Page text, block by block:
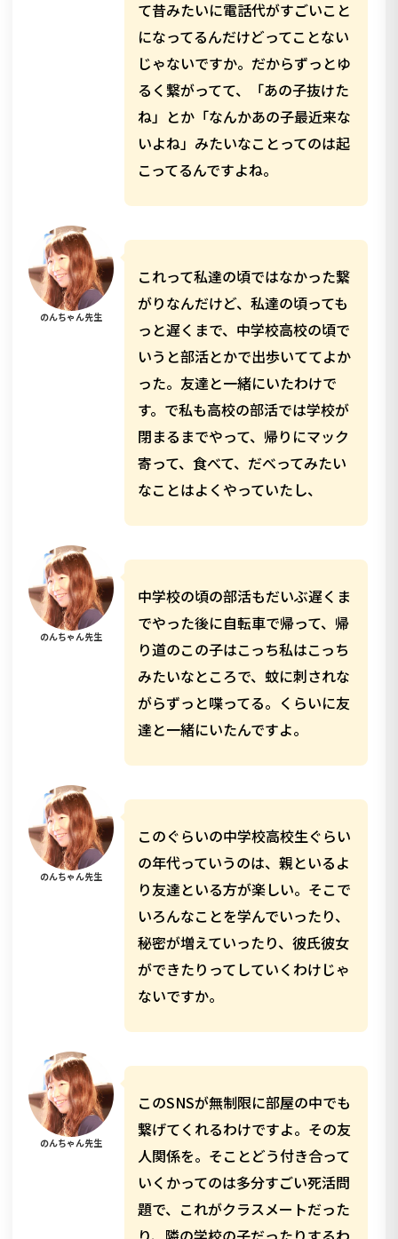
て昔みたいに電話代がすごいこと
になってるんだけどってことない
じゃないですか。だからずっとゆ
るく繋がってて、「あの子抜けた
ね」とか「なんかあの子最近来な
いよね」みたいなことってのは起
こってるんですよね。
のんちゃん先生
これって私達の頃ではなかった繋
がりなんだけど、私達の頃っても
っと遅くまで、中学校高校の頃で
いうと部活とかで出歩いててよか
った。友達と一緒にいたわけで
す。で私も高校の部活では学校が
閉まるまでやって、帰りにマック
寄って、食べて、だべってみたい
なことはよくやっていたし、
のんちゃん先生
中学校の頃の部活もだいぶ遅くま
でやった後に自転車で帰って、帰
り道のこの子はこっち私はこっち
みたいなところで、蚊に刺されな
がらずっと喋ってる。くらいに友
達と一緒にいたんですよ。
のんちゃん先生
このぐらいの中学校高校生ぐらい
の年代っていうのは、親といるよ
り友達といる方が楽しい。そこで
いろんなことを学んでいったり、
秘密が増えていったり、彼氏彼女
ができたりってしていくわけじゃ
ないですか。
のんちゃん先生
このSNSが無制限に部屋の中でも
繋げてくれるわけですよ。その友
人関係を。そことどう付き合って
いくかってのは多分すごい死活問
題で、これがクラスメートだった